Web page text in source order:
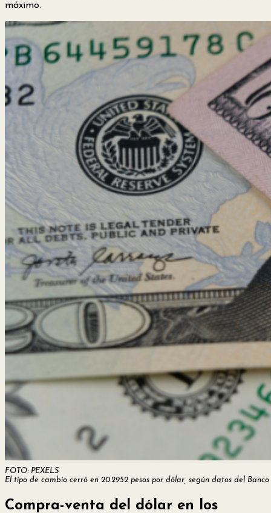
máximo.
FOTO: PEXELS
El tipo de cambio cerró en 20.2952 pesos por dólar, según datos del
Compra-venta del dólar en los